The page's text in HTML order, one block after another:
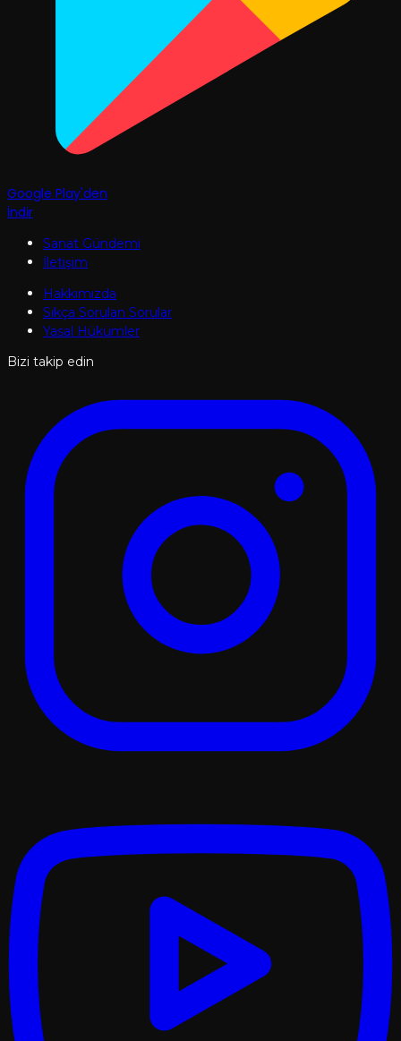
Google Play'den
İndir
Sanat Gündemi
İletişim
Hakkımızda
Sıkça Sorulan Sorular
Yasal Hükümler
Bizi takip edin